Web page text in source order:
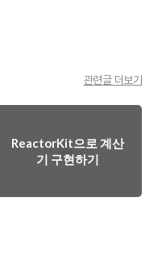
관련글 더보기
ReactorKit으로 계산
기 구현하기